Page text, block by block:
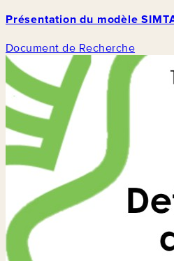
Présentation du modèle
Document de Recherche